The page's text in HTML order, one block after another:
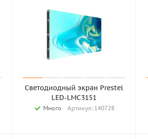
Светодиодный экран Prestel
LED-LMC3151
Много Артикул: 140728